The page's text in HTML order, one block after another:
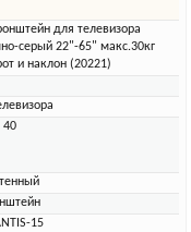
для телевизора
серый 22"-65" макс.30кг
и наклон (20221)
40
15